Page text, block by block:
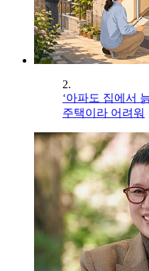
2.
‘아파도 집에서
주택이라 어려워